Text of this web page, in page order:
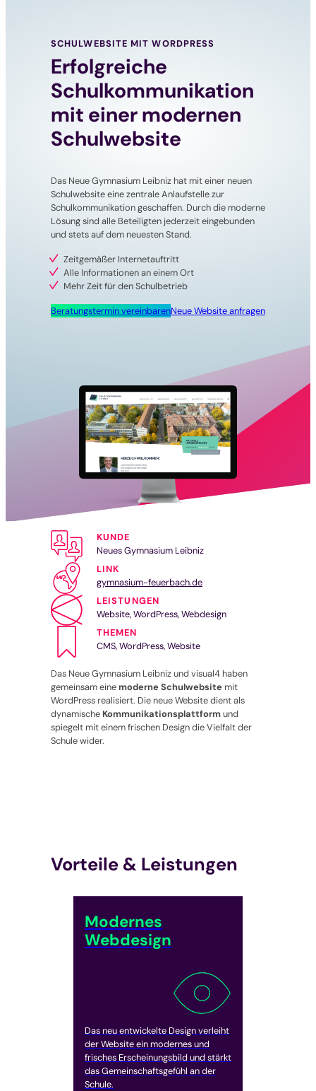
SCHULWEBSITE MIT WORDPRESS
Erfolgreiche
Schulkommunikation
mit einer modernen
Schulwebsite
Das Neue Gymnasium Leibniz hat mit einer neuen
Schulwebsite eine zentrale Anlaufstelle zur
Schulkommunikation geschaffen. Durch die moderne
Lösung sind alle Beteiligten jederzeit eingebunden
und stets auf dem neuesten Stand.
Zeitgemäßer Internetauftritt
Alle Informationen an einem Ort
Mehr Zeit für den Schulbetrieb
Beratungstermin vereinbarenNeue Website anfragen
KUNDE
Neues Gymnasium Leibniz
LINK
gymnasium-feuerbach.de
LEISTUNGEN
Website, WordPress, Webdesign
THEMEN
CMS, WordPress, Website
Das Neue Gymnasium Leibniz und visual4 haben
gemeinsam einemoderne Schulwebsite mit
WordPress realisiert. Die neue Website dient als
dynamische Kommunikationsplattformund
spiegelt mit einem frischen Design die Vielfalt der
Schule wider.
Vorteile & Leistungen
Modernes
Webdesign
Das neu entwickelte Design verleiht
der Website ein modernes und
frisches Erscheinungsbild und stärkt
das Gemeinschaftsgefühl an der
Schule.